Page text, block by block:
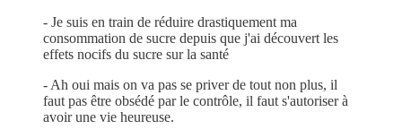
- Je suis en train de réduire drastiquement ma
consommation de sucre depuis que j'ai découvert les
effets nocifs du sucre sur la santé
- Ah oui mais on va pas se priver de tout non plus, il
faut pas être obsédé par le contrôle, il faut s'autoriser à
avoir une vie heureuse.